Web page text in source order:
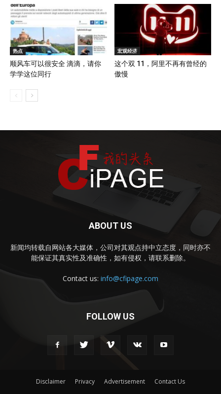
热点
顺风车可以很安全 滴滴，请你
学学这位同行
宏观经济
这个双 11，阿里不再有曾经的
傲慢
ABOUT US
新闻均转载自网站各大媒体，公司对其观点持中立态度，同时亦不
能保证其真实性及准确性，如有侵权，请联系删除。
Contact us: info@cfipage.com
FOLLOW US
Disclaimer Privacy Advertisement Contact Us